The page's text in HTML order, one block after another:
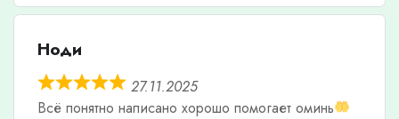
Ноди
27.11.2025
Всë понятно написано хорошо помогает оминь